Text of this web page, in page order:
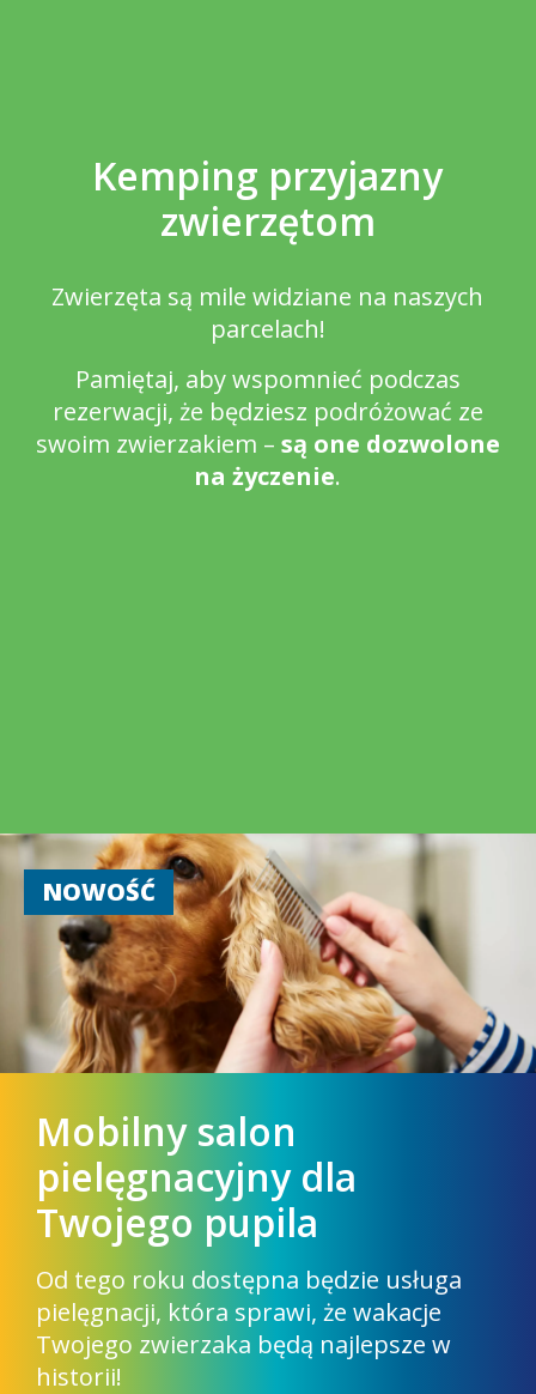
Kemping przyjazny
zwierzętom
Zwierzęta są mile widziane na naszych
parcelach!
Pamiętaj, aby wspomnieć podczas
rezerwacji, że będziesz podróżować ze
swoim zwierzakiem – są one dozwolone
na życzenie.
NOWOŚĆ
Mobilny salon
pielęgnacyjny dla
Twojego pupila
Od tego roku dostępna będzie usługa
pielęgnacji, która sprawi, że wakacje
Twojego zwierzaka będą najlepsze w
historii!